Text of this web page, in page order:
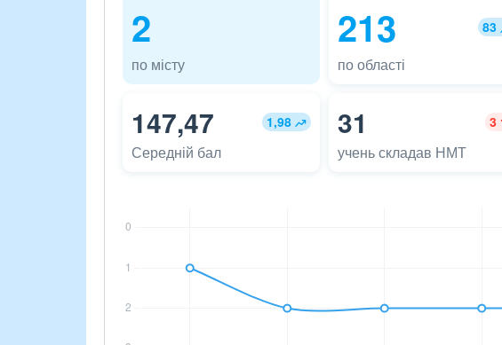
2
по місту
213 83
по області
147,47 1,98
Середній бал
31 3
учень складав НМТ